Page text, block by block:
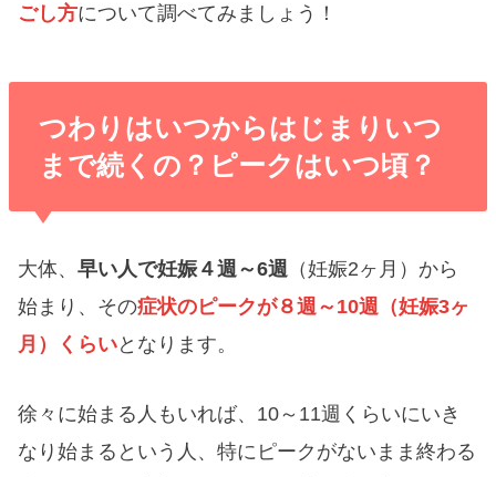
ごし方について調べてみましょう！
つわりはいつからはじまりいつ
まで続くの？ピークはいつ頃？
大体、早い人で妊娠４週～6週 （妊娠2ヶ月）から
始まり、その症状のピークが８週～10週（妊娠3ヶ
月）くらいとなります。
徐々に始まる人もいれば、10～11週くらいにいき
なり始まるという人、特にピークがないまま終わる